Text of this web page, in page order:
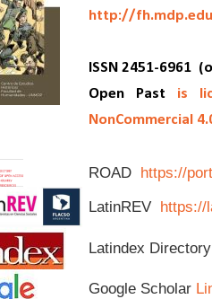
http://
ISSN 2451-6961
Open Past is
NonCommercial
ROAD https://
LatinREV https://
Latindex
Google Scholar